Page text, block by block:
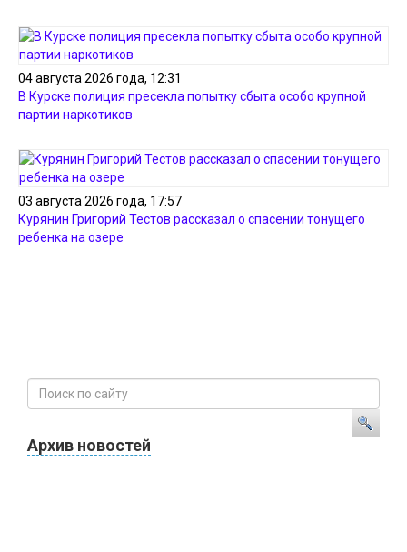
04 августа 2026 года, 12:31
В Курске полиция пресекла попытку сбыта особо крупной
партии наркотиков
03 августа 2026 года, 17:57
Курянин Григорий Тестов рассказал о спасении тонущего
ребенка на озере
Архив новостей